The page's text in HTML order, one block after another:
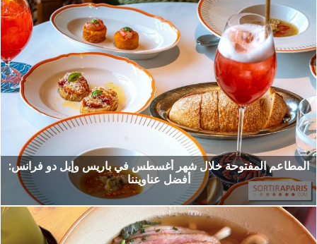
المطاعم المفتوحة خلال شهر أغسطس في باريس وإيل دو فرانس:
أفضل عناويننا